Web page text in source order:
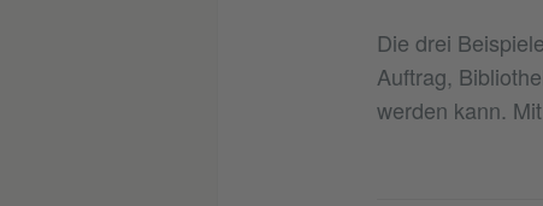
Die drei
Auftrag,
werden kann.